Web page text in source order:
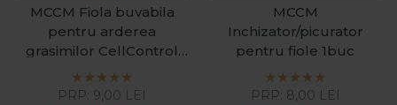
MCCM Fiola buvabila
pentru arderea
grasimilor CellControl
Green Coffee 5ml
PRP: 9,00 LEI
MCCM
Inchizator/picurator
pentru fiole 1buc
PRP: 8,00 LEI